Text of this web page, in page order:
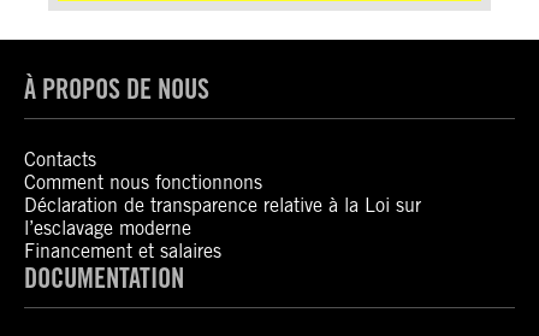
À PROPOS DE NOUS
Contacts
Comment nous fonctionnons
Déclaration de transparence relative à la Loi sur
l’esclavage moderne
Financement et salaires
DOCUMENTATION